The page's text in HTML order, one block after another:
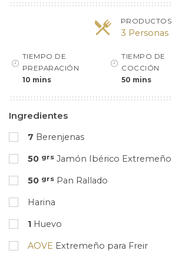
PRODUCTOS
3 Personas
TIEMPO DE
PREPARACIÓN
10 mins
TIEMPO DE
COCCIÓN
50 mins
Ingredientes
7 Berenjenas
50 grs Jamón Ibérico Extremeño
50 grs Pan Rallado
Harina
1 Huevo
AOVE Extremeño para Freir